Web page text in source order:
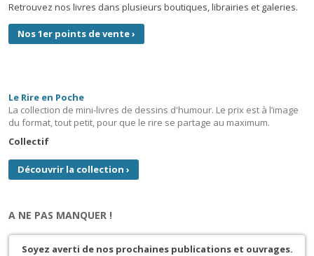
Retrouvez nos livres dans plusieurs boutiques, librairies et galeries.
Nos 1er points de vente›
Le Rire en Poche
La collection de mini-livres de dessins d'humour. Le prix est à l’image
du format, tout petit, pour que le rire se partage au maximum.
Collectif
Découvrir la collection ›
A NE PAS MANQUER !
Soyez averti de nos prochaines publications et ouvrages.